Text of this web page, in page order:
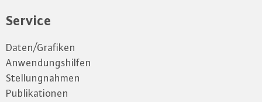
Service
Daten/Grafiken
Anwendungshilfen
Stellungnahmen
Publikationen